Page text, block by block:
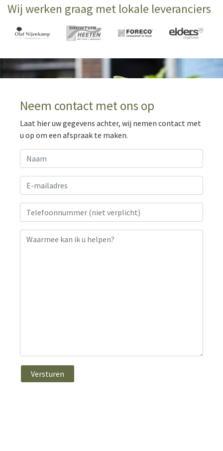
Wij werken graag met lokale leveranciers
Neem contact met ons op
Laat hier uw gegevens achter, wij nemen contact met
u op om een afspraak te maken.